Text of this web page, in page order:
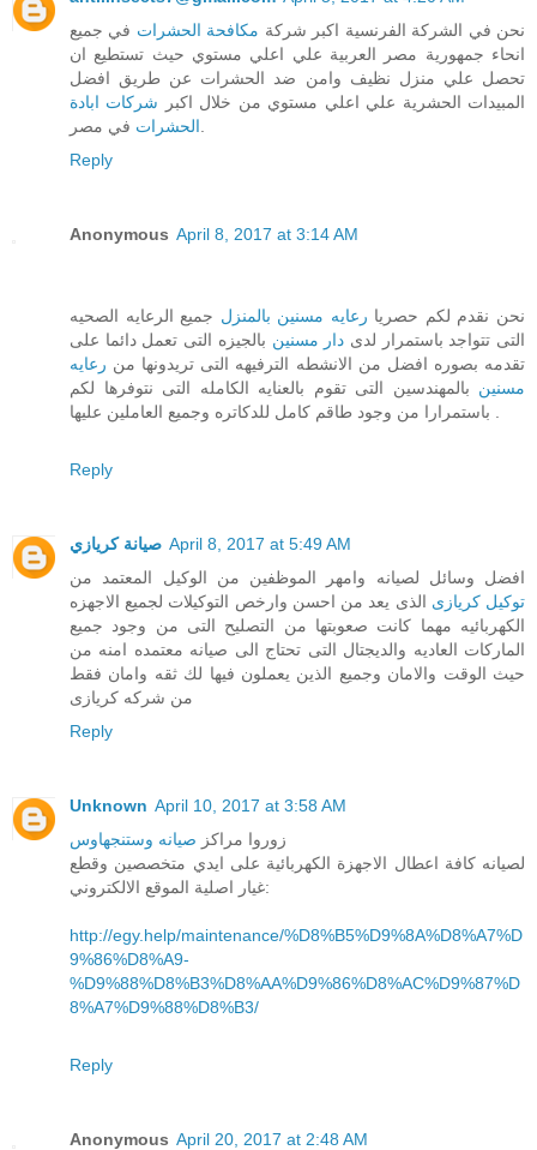
نحن في الشركة الفرنسية اكبر شركة مكافحة الحشرات في جميع
انحاء جمهورية مصر العربية علي اعلي مستوي حيث تستطيع ان
تحصل علي منزل نظيف وامن ضد الحشرات عن طريق افضل
المبيدات الحشرية علي اعلي مستوي من خلال اكبر شركات ابادة
الحشرات
Reply
Anonymous April 8, 2017 at 3:14 AM
نحن نقدم لكم حصريا رعايه مسنين بالمنزل جميع الرعايه الصحيه
التى تتواجد باستمرار لدى دار مسنين بالجيزه التى تعمل دائما على
تقدمه بصوره افضل من الانشطه الترفيهه التى تريدونها من رعايه
مسنين بالمهندسين التى تقوم بالعنايه الكامله التى نتوفرها لكم
Reply
صيانة كريازي April 8, 2017 at 5:49 AM
افضل وسائل لصيانه وامهر الموظفين من الوكيل المعتمد من
توكيل كريازى الذى يعد من احسن وارخص التوكيلات لجميع الاجهزه
الكهربائيه مهما كانت صعوبتها من التصليح التى من وجود جميع
الماركات العاديه والديجتال التى تحتاج الى صيانه معتمده امنه من
حيث الوقت والامان وجميع الذين يعملون فيها لك ثقه وامان فقط
من شركه كريازى
Reply
Unknown April 10, 2017 at 3:58 AM
زوروا مراكز صيانه وستنجهاوس
لصيانه كافة اعطال الاجهزة الكهربائية على ايدي متخصصين وقطع
غيار اصلية الموقع الالكتروني:
http://egy.help/maintenance/%D8%B5%D9%8A%D8%A7%D
9%86%D8%A9-
%D9%88%D8%B3%D8%AA%D9%86%D8%AC%D9%87%D
8%A7%D9%88%D8%B3/
Reply
Anonymous April 20, 2017 at 2:48 AM